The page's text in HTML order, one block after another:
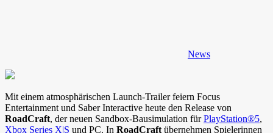
News
Mit einem atmosphärischen Launch-Trailer feiern Focus
Entertainment und Saber Interactive heute den Release von
RoadCraft, der neuen Sandbox-Bausimulation fürPlayStation®5,
Xbox Series X|S und PC. In RoadCraftübernehmen Spielerinnen